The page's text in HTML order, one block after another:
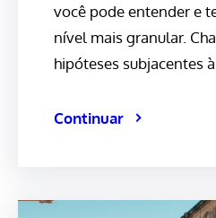
você pode entender e
nível mais granular.
hipóteses subjacentes
Continuar